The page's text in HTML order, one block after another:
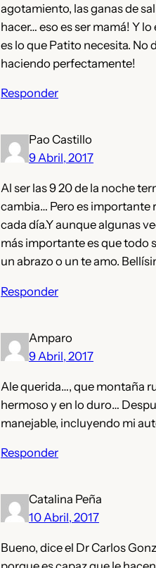
agotamiento, las ganas de
hacer… eso es ser mamá! Y
es lo que Patito necesita. No
haciendo perfectamente!
Responder
Pao Castillo
9 Abril, 2017
Al ser las 9 20 de la noche
cambia… Pero es importante
cada día.Y aunque algunas
más importante es que todo
un abrazo o un te amo.
Responder
Amparo
9 Abril, 2017
Ale querida…, que montaña
hermoso y en lo duro…
manejable, incluyendo mi
Responder
Catalina Peña
10 Abril, 2017
Bueno, dice el Dr Carlos